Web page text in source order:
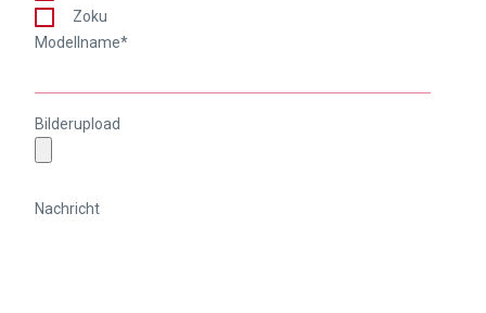
Zoku
Modellname*
Bilderupload
Nachricht